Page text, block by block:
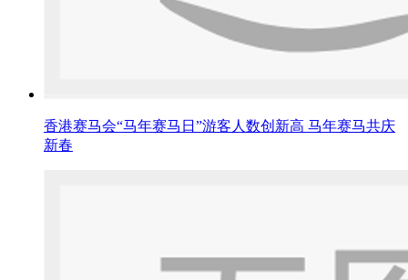
香港赛马会“马年赛马日”游客人数创新高 马年赛马共庆
新春